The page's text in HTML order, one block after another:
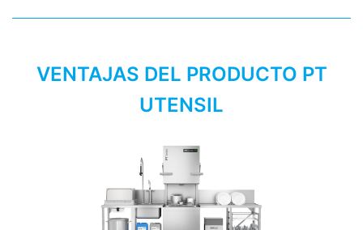
VENTAJAS DEL PRODUCTO PT
UTENSIL